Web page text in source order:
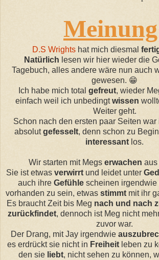
D.S Wrights hat mich diesmal
Natürlich lesen wir hier wieder die
Tagebuch, alles andere wäre nun auch
gewesen. 😁
Ich habe mich total gefreut, wieder
einfach weil ich unbedingtwissen
Weiter geht.
Schon nach den ersten paar Seiten
absolutgefesselt, denn schon zu
interessant los.
Wir starten mit Megs erwachen aus
Sie ist etwas verwirrt und leidet unter
auch ihre Gefühle scheinen irgendwie
vorhanden zu sein, etwas stimmt mit ihr
Es braucht Zeit bis Meg nach und nach
zurückfindet, dennoch ist Meg nicht
zuvor war.
Der Drang, mit Jay irgendwie
es erdrückt sie nicht in Freiheit leben zu
den sie liebt, nicht sehen zu können,